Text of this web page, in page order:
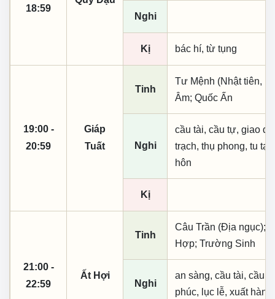
18:59
Nghi
Kị bác hí, từ tụng
19:00 -
20:59
Giáp
Tuất
Tinh
Tư Mệnh (Nhật tiên,
Âm; Quốc Ấn
Nghi
cầu tài, cầu tự, giao
trạch, thụ phong, tu
hôn
Kị
21:00 -
22:59
Ất Hợi
Tinh
Câu Trần (Địa ngục);
Hợp; Trường Sinh
Nghi
an sàng, cầu tài, cầu
phúc, lục lễ, xuất